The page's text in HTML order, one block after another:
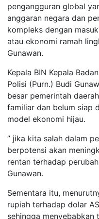
pengangguran global
anggaran negara dan
kompleks dengan
atau ekonomi ramah
Gunawan.
Kepala BIN Kepala
Polisi (Purn.) Budi
besar pemerintah
familiar dan belum siap
model ekonomi hijau.
” jika kita salah dalam
berpotensi akan
rentan terhadap
Gunawan.
Sementara itu,
rupiah terhadap dolar
sehingga